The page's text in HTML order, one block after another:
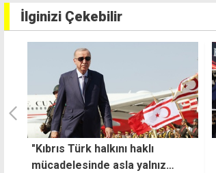
İlginizi Çekebilir
DP'den 34'üncü Yıl Onur
Gecesi: Baraj kaygımız yok